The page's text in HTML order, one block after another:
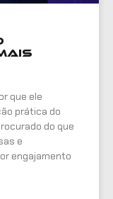
que ele
prática do
do que
e
engajamento